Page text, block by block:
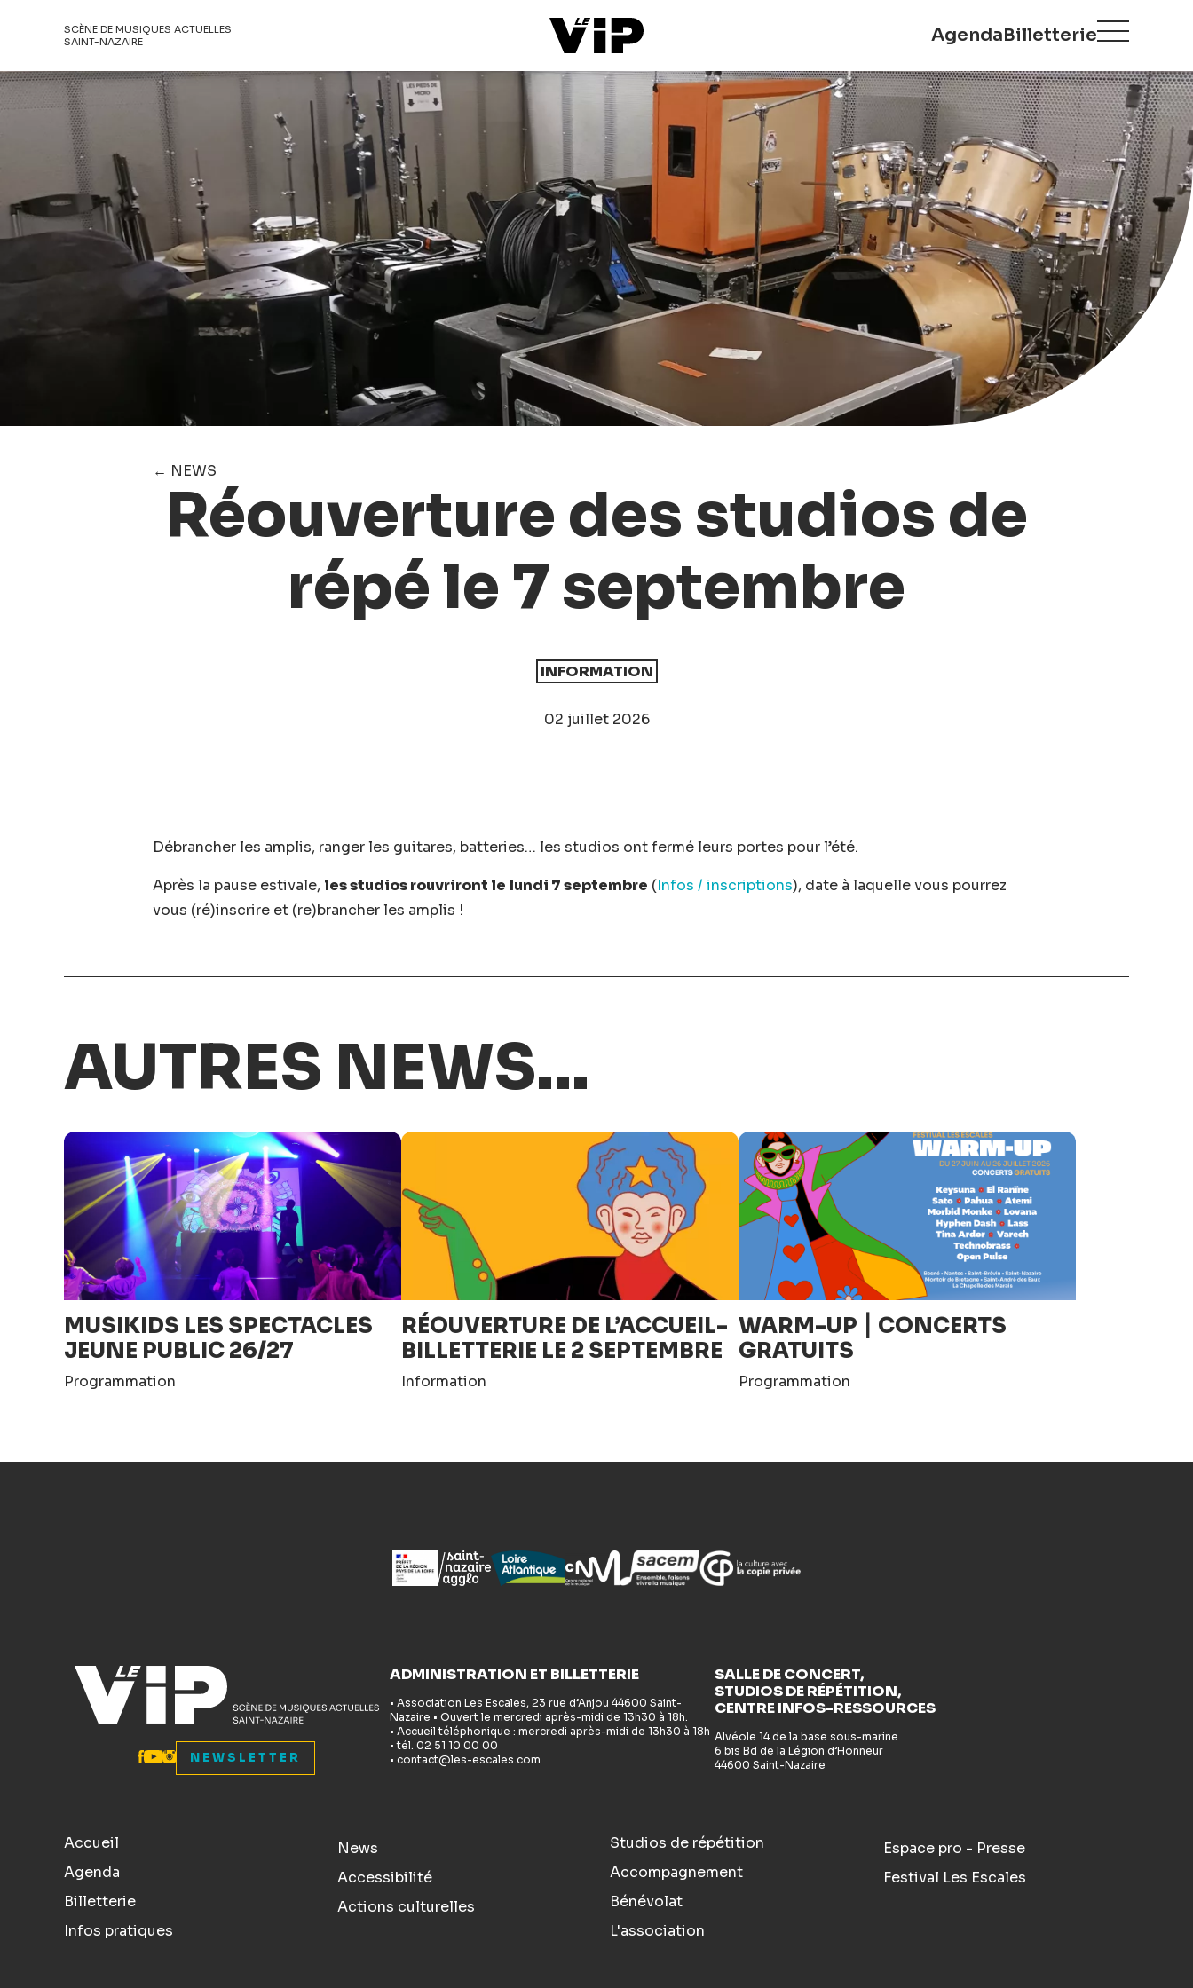
SCÈNE DE MUSIQUES ACTUELLES
SAINT-NAZAIRE
AgendaBilletterie
← NEWS
Réouverture des studios de
répé le 7 septembre
INFORMATION
02 juillet 2026
Débrancher les amplis, ranger les guitares, batteries… les studios ont fermé leurs portes pour l’été.
Après la pause estivale, les studios rouvriront le lundi 7 septembre (Infos / inscriptions), date à laquelle vous pourrez
vous (ré)inscrire et (re)brancher les amplis !
AUTRES NEWS...
MUSIKIDS LES SPECTACLES
JEUNE PUBLIC 26/27
Programmation
RÉOUVERTURE DE L’ACCUEIL-
BILLETTERIE LE 2 SEPTEMBRE
Information
WARM-UP ⎮ CONCERTS
GRATUITS
Programmation
NEWSLETTER
ADMINISTRATION ET BILLETTERIE
• Association Les Escales, 23 rue d’Anjou 44600 Saint-
Nazaire • Ouvert le mercredi après-midi de 13h30 à 18h.
• Accueil téléphonique : mercredi après-midi de 13h30 à 18h
• tél. 02 51 10 00 00
• contact@les-escales.com
SALLE DE CONCERT,
STUDIOS DE RÉPÉTITION,
CENTRE INFOS-RESSOURCES
Alvéole 14 de la base sous-marine
6 bis Bd de la Légion d’Honneur
44600 Saint-Nazaire
Accueil
Agenda
Billetterie
Infos pratiques
News
Accessibilité
Actions culturelles
Studios de répétition
Accompagnement
Bénévolat
L'association
Espace pro - Presse
Festival Les Escales